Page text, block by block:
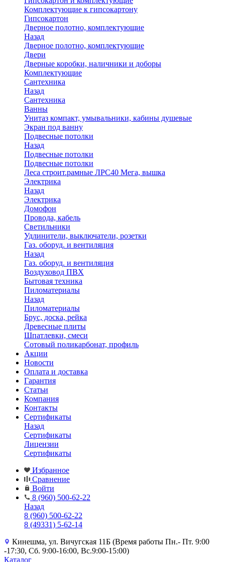
Комплектующие к гипсокартону
Гипсокартон
Дверное полотно, комплектующие
Назад
Дверное полотно, комплектующие
Двери
Дверные коробки, наличники и доборы
Комплектующие
Сантехника
Назад
Сантехника
Ванны
Унитаз компакт, умывальники, кабины душевые
Экран под ванну
Подвесные потолки
Назад
Подвесные потолки
Подвесные потолки
Леса строит.рамные ЛРС40 Мега, вышка
Электрика
Назад
Электрика
Домофон
Провода, кабель
Светильники
Удлинители, выключатели, розетки
Газ. оборуд. и вентиляция
Назад
Газ. оборуд. и вентиляция
Воздуховод ПВХ
Бытовая техника
Пиломатериалы
Назад
Пиломатериалы
Брус, доска, рейка
Древесные плиты
Шпатлевки, смеси
Сотовый поликарбонат, профиль
Акции
Новости
Оплата и доставка
Гарантия
Статьи
Компания
Контакты
Сертификаты
Назад
Сертификаты
Лицензии
Сертификаты
Избранное
Сравнение
Войти
8 (960) 500-62-22
Назад
8 (960) 500-62-22
8 (49331) 5-62-14
Кинешма, ул. Вичугская 11Б (Время работы Пн.- Пт. 9:00
-17:30, Сб. 9:00-16:00, Вс.9:00-15:00)
Каталог